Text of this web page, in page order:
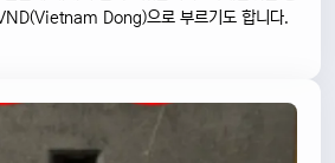
Dong)으로 부르기도 합니다.